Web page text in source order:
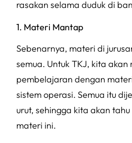
rasakan selama duduk di
1. Materi Mantap
Sebenarnya, materi di
semua. Untuk TKJ, kita akan
pembelajaran dengan
sistem operasi. Semua itu
urut, sehingga kita akan
materi ini.